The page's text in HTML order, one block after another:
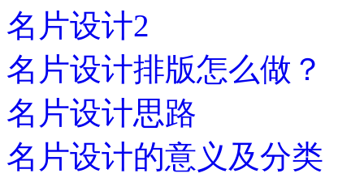
名片设计2
名片设计排版怎么做？
名片设计思路
名片设计的意义及分类